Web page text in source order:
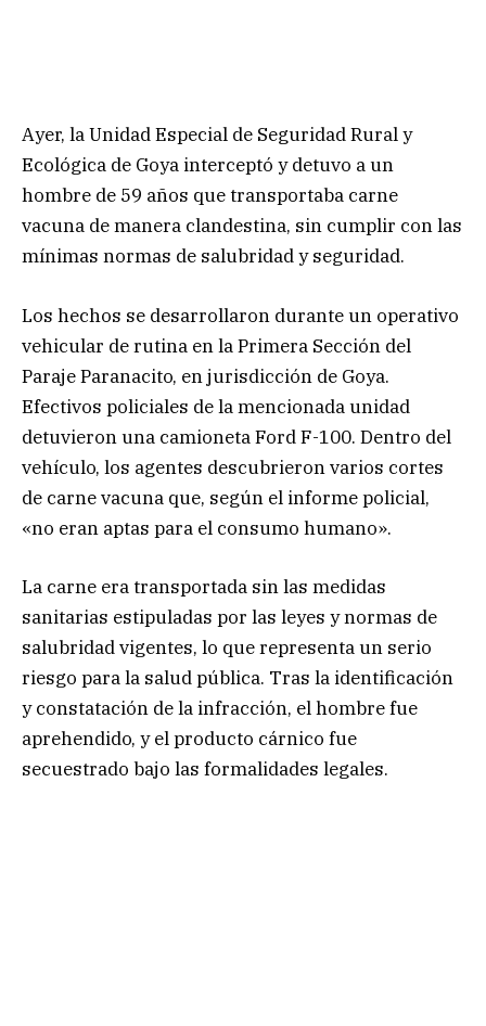
Ayer, la Unidad Especial de Seguridad Rural y
Ecológica de Goya interceptó y detuvo a un
hombre de 59 años que transportaba carne
vacuna de manera clandestina, sin cumplir con las
mínimas normas de salubridad y seguridad.
Los hechos se desarrollaron durante un operativo
vehicular de rutina en la Primera Sección del
Paraje Paranacito, en jurisdicción de Goya.
Efectivos policiales de la mencionada unidad
detuvieron una camioneta Ford F-100. Dentro del
vehículo, los agentes descubrieron varios cortes
de carne vacuna que, según el informe policial,
«no eran aptas para el consumo humano».
La carne era transportada sin las medidas
sanitarias estipuladas por las leyes y normas de
salubridad vigentes, lo que representa un serio
riesgo para la salud pública. Tras la identificación
y constatación de la infracción, el hombre fue
aprehendido, y el producto cárnico fue
secuestrado bajo las formalidades legales.